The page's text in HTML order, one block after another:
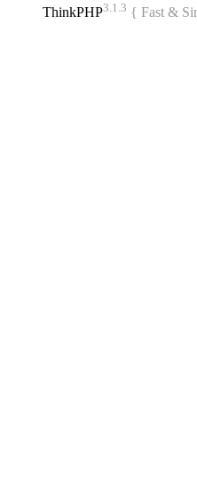
ThinkPHP3.1.3 { Fast &